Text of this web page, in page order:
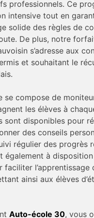
professionnels. Ce
intensive tout en
solide des règles de
De plus, notre
s’adresse aux
et souhaitant le
se compose de
les élèves à
sont disponibles pour
des conseils
régulier des progrès
également à
faciliter l’apprentissage
ainsi aux élèves
Auto-école 30, vous